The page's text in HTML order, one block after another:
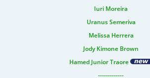
Iuri Moreira
Uranus Semeriva
Melissa Herrera
Jody Kimone Brown
Hamed Junior Traore
-------------